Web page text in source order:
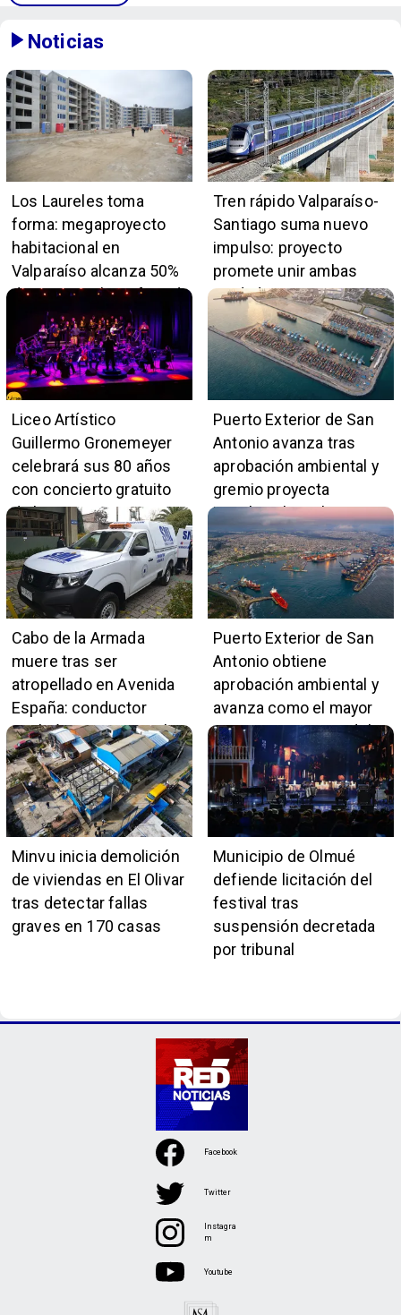
Noticias
Los Laureles toma
forma: megaproyecto
habitacional en
Valparaíso alcanza 50%
de avance y beneficiará
a 396 familias
Tren rápido Valparaíso-
Santiago suma nuevo
impulso: proyecto
promete unir ambas
ciudades en 45 minutos
Liceo Artístico
Guillermo Gronemeyer
celebrará sus 80 años
con concierto gratuito
de la Orquesta Marga
Marga
Puerto Exterior de San
Antonio avanza tras
aprobación ambiental y
gremio proyecta
impulso al empleo y
comercio local
Cabo de la Armada
muere tras ser
atropellado en Avenida
España: conductor
también pertenece a la
institución naval
Puerto Exterior de San
Antonio obtiene
aprobación ambiental y
avanza como el mayor
proyecto portuario del
país
Minvu inicia demolición
de viviendas en El Olivar
tras detectar fallas
graves en 170 casas
Municipio de Olmué
defiende licitación del
festival tras
suspensión decretada
por tribunal
Facebook
Twitter
Instagra
m
Youtube